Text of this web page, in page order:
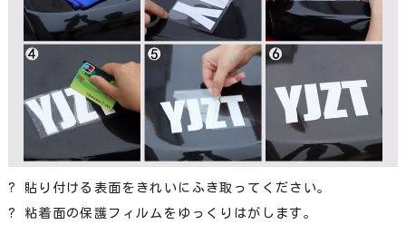
? 貼り付ける表面をきれいにふき取ってください。
? 粘着面の保護フィルムをゆっくりはがします。